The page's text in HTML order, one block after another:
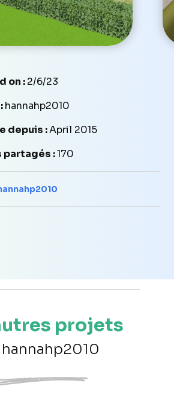
on :2/6/23
hannahp2010
depuis :April 2015
partagés :170
projets